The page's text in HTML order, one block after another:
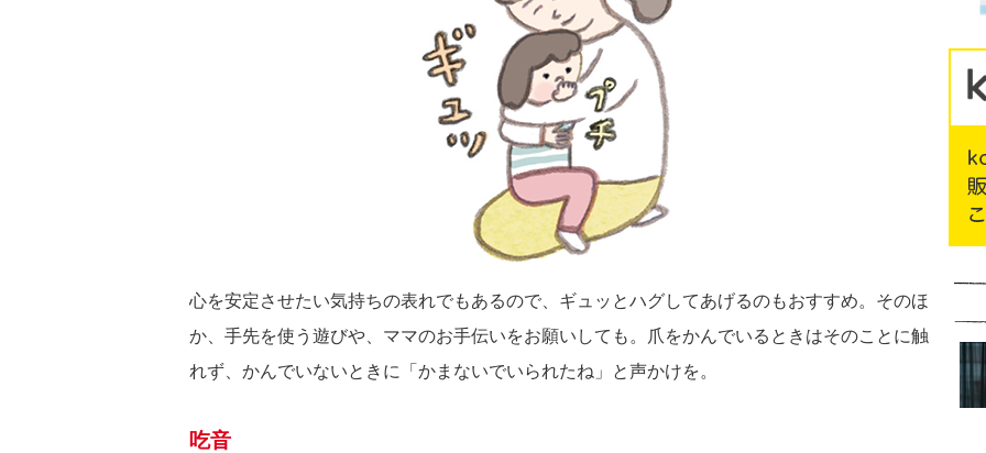
心を安定させたい気持ちの表れでもあるので、ギュッとハグしてあげるのもおすすめ。そのほ
か、手先を使う遊びや、ママのお手伝いをお願いしても。爪をかんでいるときはそのことに触
れず、かんでいないときに「かまないでいられたね」と声かけを。
吃音